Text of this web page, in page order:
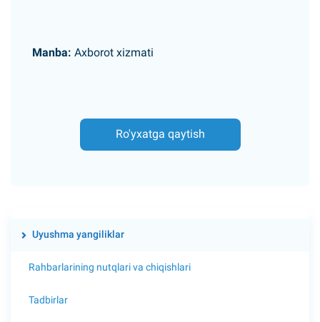
Manba: Axborot xizmati
Ro'yxatga qaytish
Uyushma yangiliklar
Rahbarlarining nutqlari va chiqishlari
Tadbirlar